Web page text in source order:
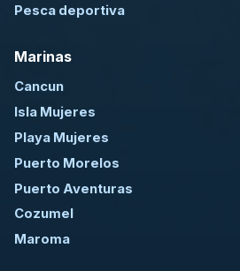
Pesca deportiva
Marinas
Cancun
Isla Mujeres
Playa Mujeres
Puerto Morelos
Puerto Aventuras
Cozumel
Maroma